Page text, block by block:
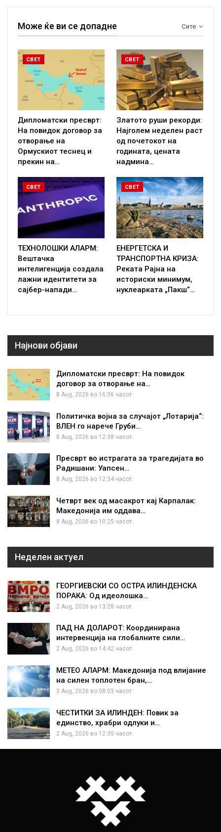
Сите
Може ќе ви се допадне
СВЕТ
Дипломатски пресврт:
На повидок договор за
отворање на
Ормускиот теснец и
прекин на…
СВЕТ
Златото руши рекорди:
Најголем неделен раст
од почетокот на
годината, цената
надмина…
СВЕТ
ТЕХНОЛОШКИ АЛАРМ:
Вештачка
интелигенција создала
лажни идентитети за
сајбер-напади…
СВЕТ
ЕНЕРГЕТСКА И
ТРАНСПОРТНА КРИЗА:
Реката Рајна на
историски минимум,
нуклеарката „Пакш“…
Најнови објави
Дипломатски пресврт: На повидок
договор за отворање на…
8 Aug, 2026 во 16:36 часот.
Политичка војна за случајот „Лотарија“:
ВЛЕН го нарече Груби…
8 Aug, 2026 во 12:38 часот.
Пресврт во истрагата за трагедијата во
Радишани: Уапсен…
8 Aug, 2026 во 12:34 часот.
Четврт век од масакрот кај Карпалак:
Македонија им оддава…
8 Aug, 2026 во 10:25 часот.
Неделен актуел
ГЕОРГИЕВСКИ СО ОСТРА ИЛИНДЕНСКА
ПОРАКА: Од идеолошка…
2 Aug, 2026 во 13:28 часот.
ПАД НА ДОЛАРОТ: Координирана
интервенција на глобалните сили…
2 Aug, 2026 во 14:42 часот.
МЕТЕО АЛАРМ: Македонија под влијание
на силен топлотен бран,…
3 Aug, 2026 во 08:03 часот.
ЧЕСТИТКИ ЗА ИЛИНДЕН: Повик за
единство, храбри одлуки и…
2 Aug, 2026 во 12:35 часот.